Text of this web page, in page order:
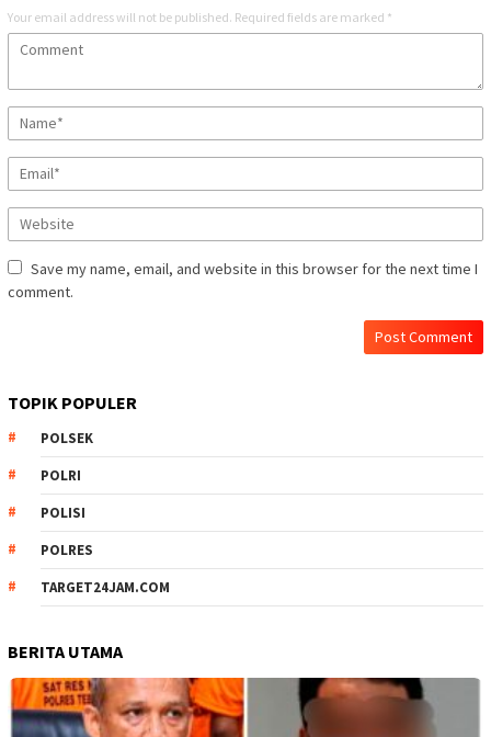
Your email address will not be published. Required fields are marked *
Save my name, email, and website in this browser for the next time I
comment.
TOPIK POPULER
POLSEK
POLRI
POLISI
POLRES
TARGET24JAM.COM
BERITA UTAMA